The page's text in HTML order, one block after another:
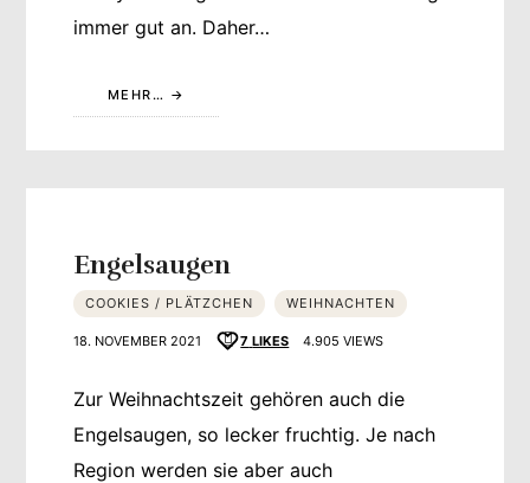
immer gut an. Daher…
MEHR…
Engelsaugen
COOKIES / PLÄTZCHEN WEIHNACHTEN
18. NOVEMBER 2021 7 LIKES 4.905 VIEWS
Zur Weihnachtszeit gehören auch die
Engelsaugen, so lecker fruchtig. Je nach
Region werden sie aber auch